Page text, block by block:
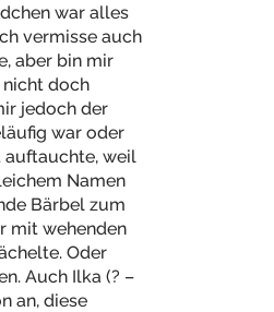
war alles
vermisse auch
aber bin mir
nicht doch
jedoch der
war oder
weil
Namen
Bärbel zum
mit wehenden
Oder
Auch Ilka (? –
an, diese